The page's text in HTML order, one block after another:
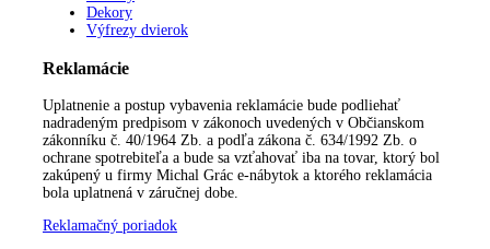
Dekory
Výfrezy dvierok
Reklamácie
Uplatnenie a postup vybavenia reklamácie bude podliehať
nadradeným predpisom v zákonoch uvedených v Občianskom
zákonníku č. 40/1964 Zb. a podľa zákona č. 634/1992 Zb. o
ochrane spotrebiteľa a bude sa vzťahovať iba na tovar, ktorý bol
zakúpený u firmy Michal Grác e-nábytok a ktorého reklamácia
bola uplatnená v záručnej dobe.
Reklamačný poriadok